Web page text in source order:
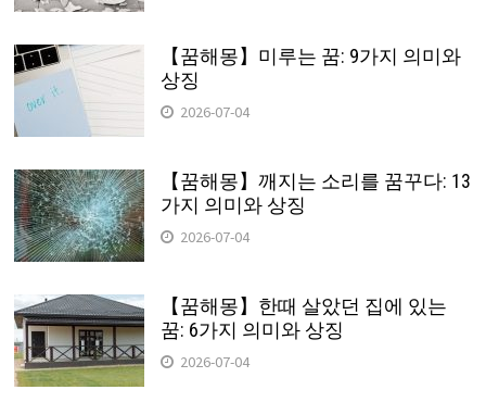
【꿈해몽】미루는 꿈: 9가지 의미와
상징
2026-07-04
【꿈해몽】깨지는 소리를 꿈꾸다: 13
가지 의미와 상징
2026-07-04
【꿈해몽】한때 살았던 집에 있는
꿈: 6가지 의미와 상징
2026-07-04